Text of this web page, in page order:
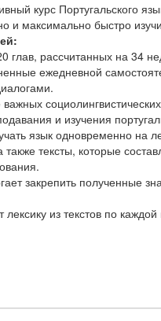
курс Португальского
и максимально быстро
глав, рассчитанных на 34
ежедневной
и изучения
язык одновременно на
тексты, которые
закрепить полученные
из текстов по